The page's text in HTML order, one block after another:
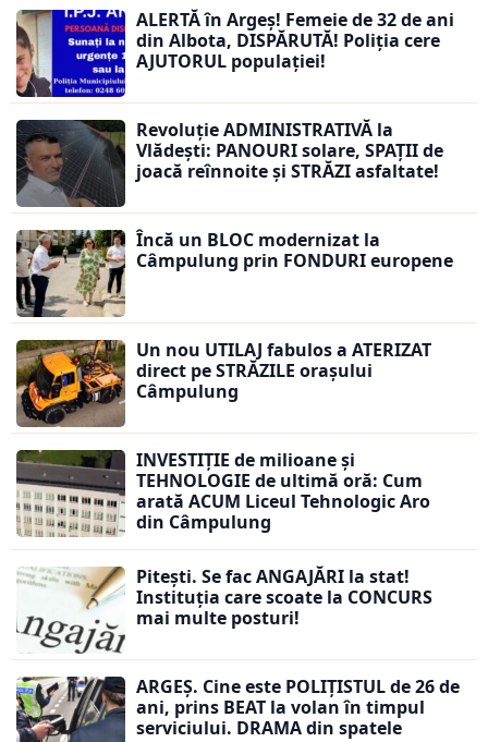
ALERTĂ în Argeș! Femeie de 32 de ani
din Albota, DISPĂRUTĂ! Poliția cere
AJUTORUL populației!
Revoluție ADMINISTRATIVĂ la
Vlădești: PANOURI solare, SPAȚII de
joacă reînnoite și STRĂZI asfaltate!
Încă un BLOC modernizat la
Câmpulung prin FONDURI europene
Un nou UTILAJ fabulos a ATERIZAT
direct pe STRĂZILE orașului
Câmpulung
INVESTIȚIE de milioane și
TEHNOLOGIE de ultimă oră: Cum
arată ACUM Liceul Tehnologic Aro
din Câmpulung
Pitești. Se fac ANGAJĂRI la stat!
Instituția care scoate la CONCURS
mai multe posturi!
ARGEȘ. Cine este POLIȚISTUL de 26 de
ani, prins BEAT la volan în timpul
serviciului. DRAMA din spatele